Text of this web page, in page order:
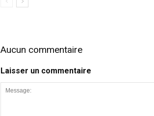
Aucun commentaire
Laisser un commentaire